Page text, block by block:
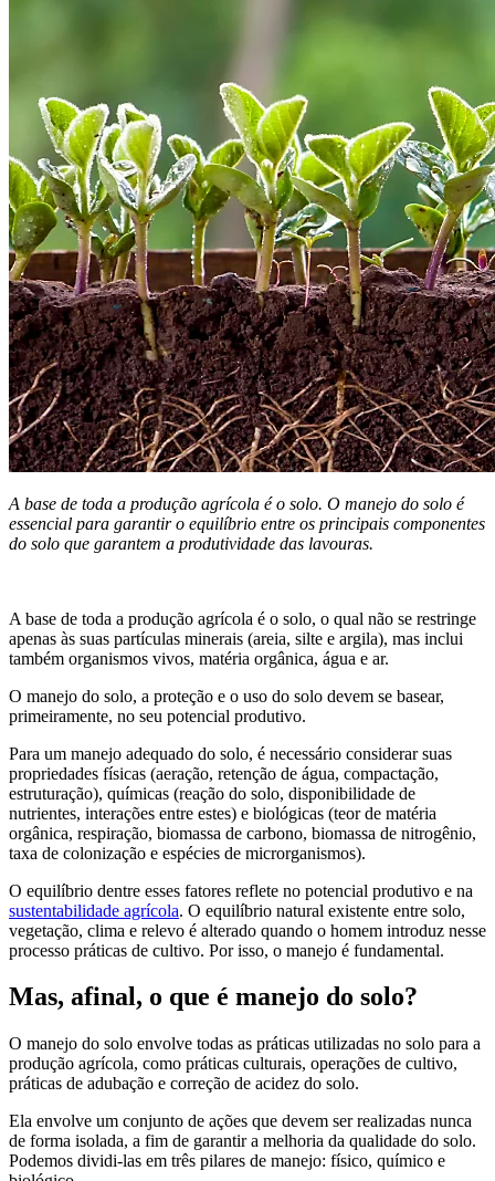
A base de toda a produção agrícola é o solo. O manejo do solo é
essencial para garantir o equilíbrio entre os principais componentes
do solo que garantem a produtividade das lavouras.
A base de toda a produção agrícola é o solo, o qual não se restringe
apenas às suas partículas minerais (areia, silte e argila), mas inclui
também organismos vivos, matéria orgânica, água e ar.
O manejo do solo, a proteção e o uso do solo devem se basear,
primeiramente, no seu potencial produtivo.
Para um manejo adequado do solo, é necessário considerar suas
propriedades físicas (aeração, retenção de água, compactação,
estruturação), químicas (reação do solo, disponibilidade de
nutrientes, interações entre estes) e biológicas (teor de matéria
orgânica, respiração, biomassa de carbono, biomassa de nitrogênio,
taxa de colonização e espécies de microrganismos).
O equilíbrio dentre esses fatores reflete no potencial produtivo e na
sustentabilidade agrícola. O equilíbrio natural existente entre solo,
vegetação, clima e relevo é alterado quando o homem introduz nesse
processo práticas de cultivo. Por isso, o manejo é fundamental.
Mas, afinal, o que é manejo do solo?
O manejo do solo envolve todas as práticas utilizadas no solo para a
produção agrícola, como práticas culturais, operações de cultivo,
práticas de adubação e correção de acidez do solo.
Ela envolve um conjunto de ações que devem ser realizadas nunca
de forma isolada, a fim de garantir a melhoria da qualidade do solo.
Podemos dividi-las em três pilares de manejo: físico, químico e